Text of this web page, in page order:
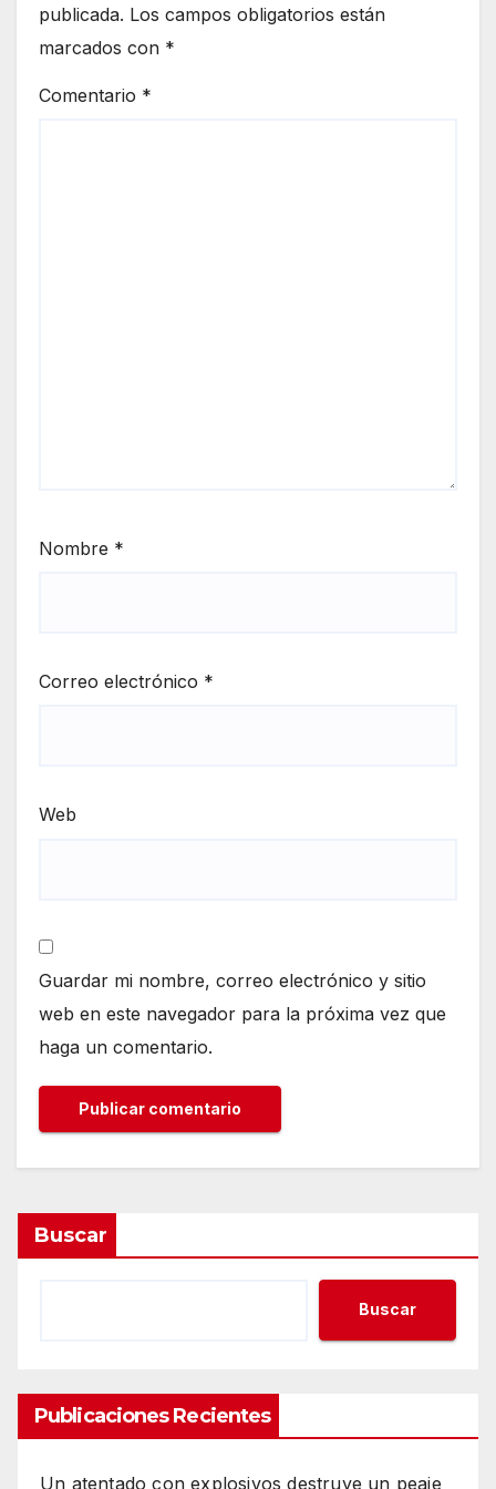
publicada. Los campos obligatorios están
marcados con *
Comentario *
Nombre *
Correo electrónico *
Web
Guardar mi nombre, correo electrónico y sitio
web en este navegador para la próxima vez que
haga un comentario.
Buscar
Buscar
Publicaciones Recientes
Un atentado con explosivos destruye un peaje